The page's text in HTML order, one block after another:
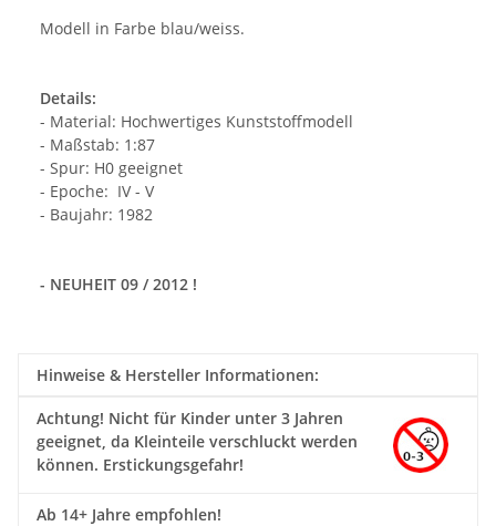
Modell in Farbe blau/weiss.
Details:
- Material: Hochwertiges Kunststoffmodell
- Maßstab: 1:87
- Spur: H0 geeignet
- Epoche: IV - V
- Baujahr: 1982
- NEUHEIT 09 / 2012 !
Hinweise & Hersteller Informationen:
Achtung! Nicht für Kinder unter 3 Jahren
geeignet, da Kleinteile verschluckt werden
können. Erstickungsgefahr!
Ab 14+ Jahre empfohlen!